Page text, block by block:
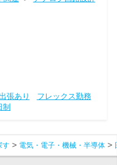
張あり
フレックス勤務
制
す 電気・電子・機械・半導体